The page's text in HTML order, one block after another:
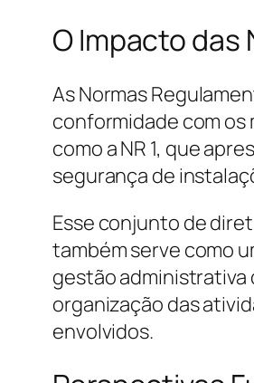
O Impacto das
As Normas
conformidade com os
como a NR 1, que
segurança de
Esse conjunto de
também serve como
gestão administrativa
organização das
envolvidos.